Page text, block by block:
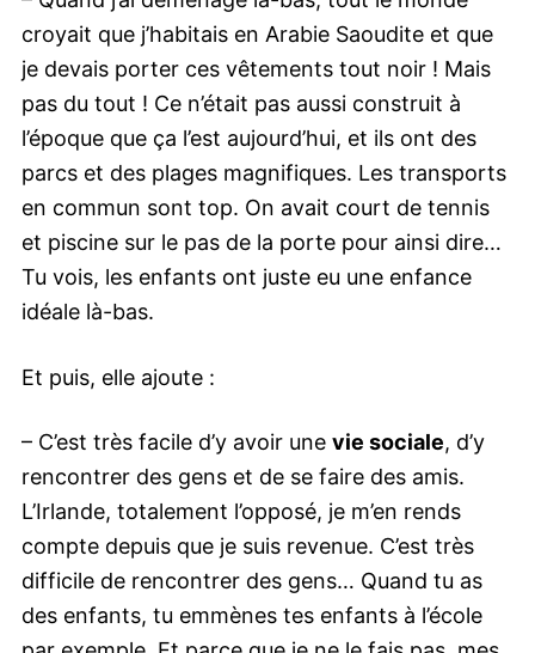
croyait que j’habitais en Arabie Saoudite et que
je devais porter ces vêtements tout noir ! Mais
pas du tout ! Ce n’était pas aussi construit à
l’époque que ça l’est aujourd’hui, et ils ont des
parcs et des plages magnifiques. Les transports
en commun sont top. On avait court de tennis
et piscine sur le pas de la porte pour ainsi dire…
Tu vois, les enfants ont juste eu une enfance
idéale là-bas.
Et puis, elle ajoute :
– C’est très facile d’y avoir une vie sociale, d’y
rencontrer des gens et de se faire des amis.
L’Irlande, totalement l’opposé, je m’en rends
compte depuis que je suis revenue. C’est très
difficile de rencontrer des gens… Quand tu as
des enfants, tu emmènes tes enfants à l’école